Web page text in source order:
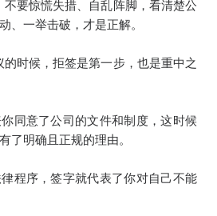
不要惊慌失措、自乱阵脚，看清楚公
、一举击破，才是正解。
的时候，拒签是第一步，也是重中之
同意了公司的文件和制度，这时候
了明确且正规的理由。
程序，签字就代表了你对自己不能